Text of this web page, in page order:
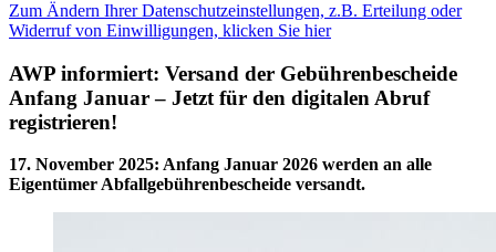
Zum Ändern Ihrer Datenschutzeinstellungen, z.B. Erteilung oder
Widerruf von Einwilligungen, klicken Sie hier
AWP informiert: Versand der Gebührenbescheide
Anfang Januar – Jetzt für den digitalen Abruf
registrieren!
17. November 2025: Anfang Januar 2026 werden an alle
Eigentümer Abfallgebührenbescheide versandt.